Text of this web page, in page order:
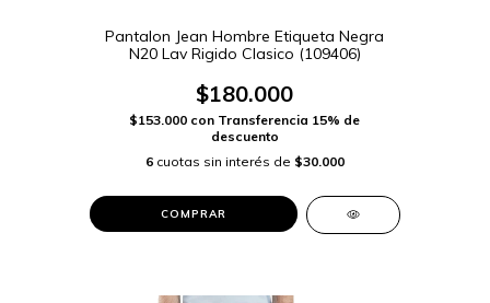
Pantalon Jean Hombre Etiqueta Negra
N20 Lav Rigido Clasico (109406)
$180.000
$153.000 con Transferencia 15% de
descuento
6 cuotas sin interés de $30.000
COMPRAR